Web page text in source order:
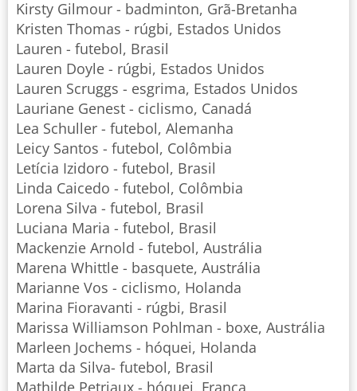
Kirsty Gilmour - badminton, Grã-Bretanha
Kristen Thomas - rúgbi, Estados Unidos
Lauren - futebol, Brasil
Lauren Doyle - rúgbi, Estados Unidos
Lauren Scruggs - esgrima, Estados Unidos
Lauriane Genest - ciclismo, Canadá
Lea Schuller - futebol, Alemanha
Leicy Santos - futebol, Colômbia
Letícia Izidoro - futebol, Brasil
Linda Caicedo - futebol, Colômbia
Lorena Silva - futebol, Brasil
Luciana Maria - futebol, Brasil
Mackenzie Arnold - futebol, Austrália
Marena Whittle - basquete, Austrália
Marianne Vos - ciclismo, Holanda
Marina Fioravanti - rúgbi, Brasil
Marissa Williamson Pohlman - boxe, Austrália
Marleen Jochems - hóquei, Holanda
Marta da Silva- futebol, Brasil
Mathilde Petriaux - hóquei, França